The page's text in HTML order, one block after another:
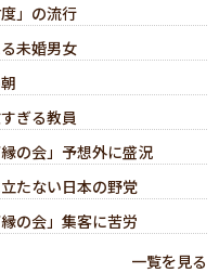
」の流行
未婚男女
ぎる教員
の会」予想外に盛況
たない日本の野党
の会」集客に苦労
一覧を見る